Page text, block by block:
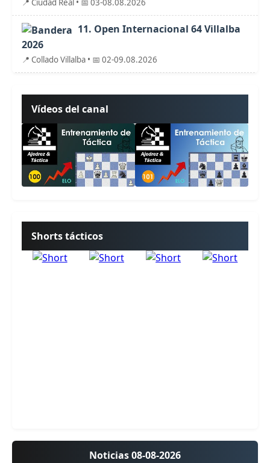
📍 Ciudad Real • 📅 03-08.08.2026
11. Open Internacional 64 Villalba
2026
📍 Collado Villalba • 📅 02-09.08.2026
Vídeos del canal
Shorts tácticos
Noticias 08-08-2026